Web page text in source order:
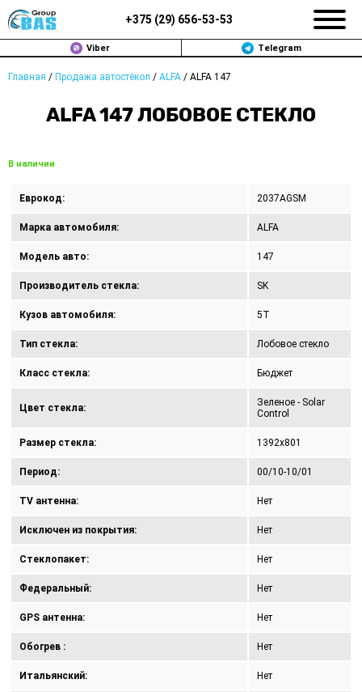
+375 (29) 656-53-53
Viber Telegram
Главная / Продажа автостёкол / ALFA / ALFA 147
ALFA 147 ЛОБОВОЕ СТЕКЛО
В наличии
Еврокод: 2037AGSM
Марка автомобиля: ALFA
Модель авто: 147
Производитель стекла: SK
Кузов автомобиля: 5T
Тип стекла: Лобовое стекло
Класс стекла: Бюджет
Цвет стекла:
Зеленое - Solar
Control
Размер стекла: 1392x801
Период: 00/10-10/01
TV антенна: Нет
Исключен из покрытия: Нет
Стеклопакет: Нет
Федеральный: Нет
GPS антенна: Нет
Обогрев : Нет
Итальянский: Нет
ЗАМЕНА АВТОСТЕКОЛ В МИНСКЕ
ПРОДАЖА АВТОСТЁКОЛ
РЕМОНТ
ДОП. УСЛУГИ
ВОПРОС-ОТВЕТ
ПОЛИТИКА КОНФИДЕНЦИАЛЬНОСТИ